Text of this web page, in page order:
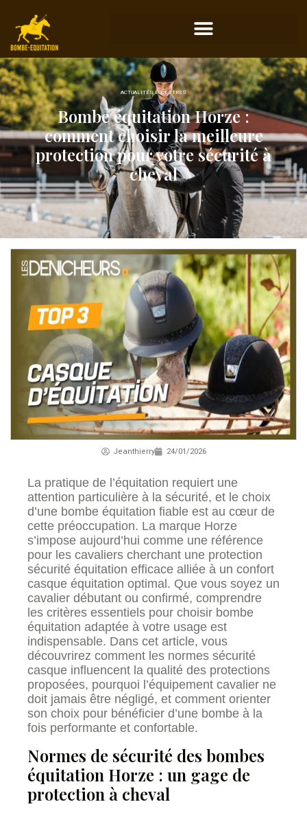
ACTUALITÉS ÉQUESTRES
Bombe équitation Horze :
comment choisir la meilleure
protection pour votre sécurité à
cheval
Jeanthierry 24/01/2026
La pratique de l’équitation requiert une
attention particulière à la sécurité, et le choix
d’une bombe équitation fiable est au cœur de
cette préoccupation. La marque Horze
s’impose aujourd’hui comme une référence
pour les cavaliers cherchant une protection
sécurité équitation efficace alliée à un confort
casque équitation optimal. Que vous soyez un
cavalier débutant ou confirmé, comprendre
les critères essentiels pour choisir bombe
équitation adaptée à votre usage est
indispensable. Dans cet article, vous
découvrirez comment les normes sécurité
casque influencent la qualité des protections
proposées, pourquoi l’équipement cavalier ne
doit jamais être négligé, et comment orienter
son choix pour bénéficier d’une bombe à la
fois performante et confortable.
Normes de sécurité des bombes
équitation Horze : un gage de
protection à cheval